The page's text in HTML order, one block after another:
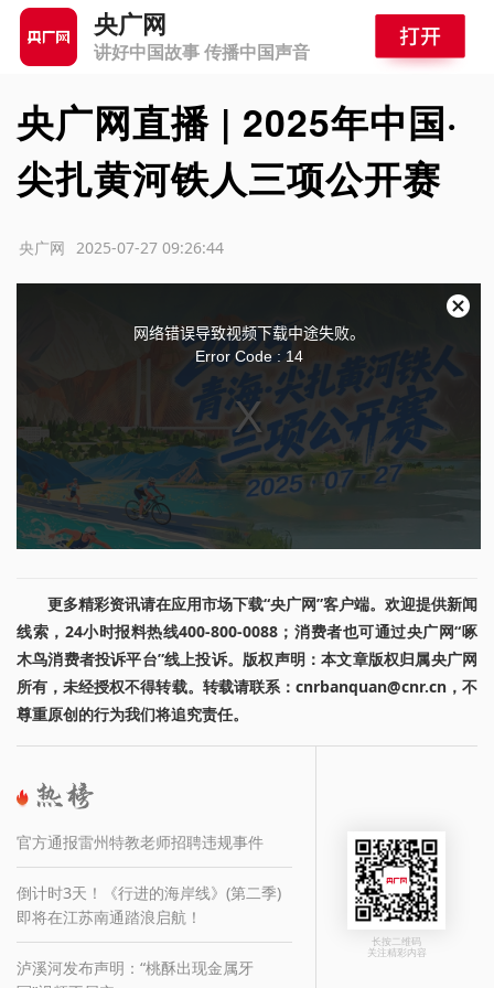
央广网
讲好中国故事 传播中国声音
央广网直播 | 2025年中国·
尖扎黄河铁人三项公开赛
2025-07-27 09:26:44
央广网
s
i
s
m
o
d
l
w
i
n
d
网络错误导致视频下载中途失败。
Error Code : 14
关
窗
更多精彩资讯请在应用市场下载“央广网”客户端。欢迎提供新闻
线索，24小时报料热线400-800-0088；消费者也可通过央广网“啄
木鸟消费者投诉平台”线上投诉。版权声明：本文章版权归属央广网
所有，未经授权不得转载。转载请联系：cnrbanquan@cnr.cn，不
尊重原创的行为我们将追究责任。
官方通报雷州特教老师招聘违规事件
倒计时3天！《行进的海岸线》(第二季)
即将在江苏南通踏浪启航！
泸溪河发布声明：“桃酥出现金属牙
长按二维码
关注精彩内容